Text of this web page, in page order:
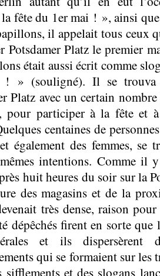
fête du 1er mai ! », ainsi
il appelait tous ceux
Potsdamer Platz le premier
était aussi écrit comme
» (souligné). Il se
Platz avec un certain nombre
pour participer à la fête et
centaines de
également des femmes, se
intentions. Comme il
huit heures du soir sur la
des magasins et de la
très dense, raison
dépêchés firent en sorte que
et ils dispersèrent
qui se formaient sur
sifflements et des slogans